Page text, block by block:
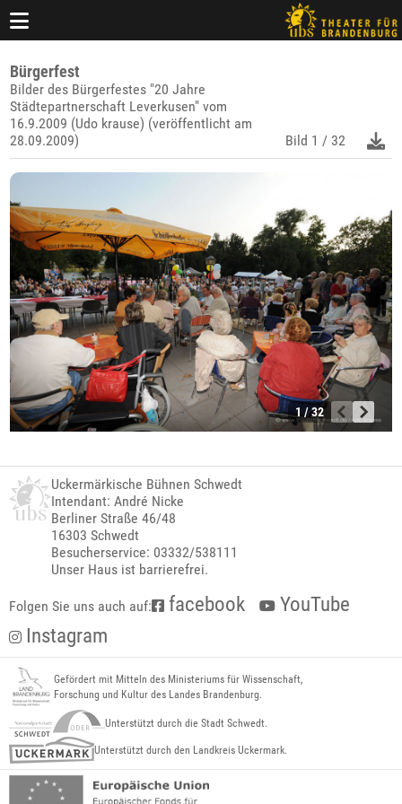
Bürgerfest
Bilder des Bürgerfestes "20 Jahre
Städtepartnerschaft Leverkusen" vom
16.9.2009 (Udo krause) (veröffentlicht am
28.09.2009)
Bild 1 / 32
1 / 32
Uckermärkische Bühnen Schwedt
Intendant: André Nicke
Berliner Straße 46/48
16303 Schwedt
Besucherservice: 03332/538111
Unser Haus ist barrierefrei.
Folgen Sie uns auch auf: facebook
YouTube
Instagram
Gefördert mit Mitteln des Ministeriums für Wissenschaft,
Forschung und Kultur des Landes Brandenburg.
Unterstützt durch die Stadt Schwedt.
Unterstützt durch den Landkreis Uckermark.